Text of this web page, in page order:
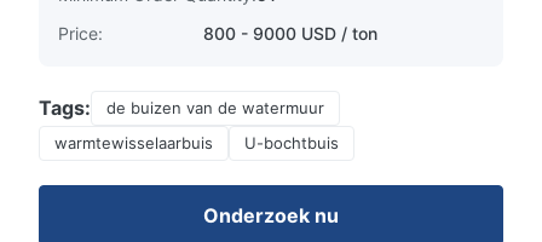
Price:
800 - 9000 USD / ton
Tags:
de buizen van de watermuur
warmtewisselaarbuis
U-bochtbuis
Onderzoek nu